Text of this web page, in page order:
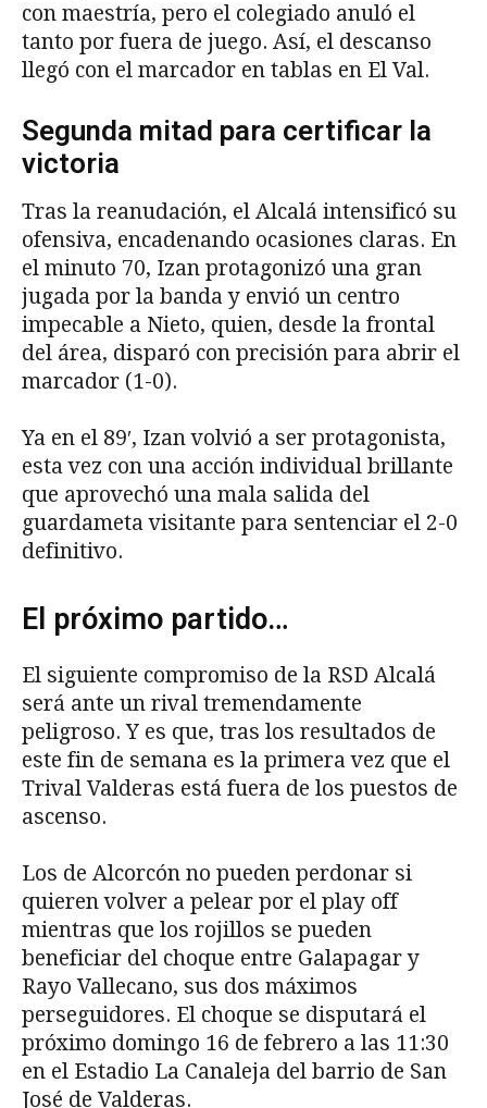
con maestría, pero el colegiado anuló el
tanto por fuera de juego. Así, el descanso
llegó con el marcador en tablas en El Val.
Segunda mitad para certificar la
victoria
Tras la reanudación, el Alcalá intensificó su
ofensiva, encadenando ocasiones claras. En
el minuto 70, Izan protagonizó una gran
jugada por la banda y envió un centro
impecable a Nieto, quien, desde la frontal
del área, disparó con precisión para abrir el
marcador (1-0).
Ya en el 89′, Izan volvió a ser protagonista,
esta vez con una acción individual brillante
que aprovechó una mala salida del
guardameta visitante para sentenciar el 2-0
definitivo.
El próximo partido…
El siguiente compromiso de la RSD Alcalá
será ante un rival tremendamente
peligroso. Y es que, tras los resultados de
este fin de semana es la primera vez que el
Trival Valderas está fuera de los puestos de
ascenso.
Los de Alcorcón no pueden perdonar si
quieren volver a pelear por el play off
mientras que los rojillos se pueden
beneficiar del choque entre Galapagar y
Rayo Vallecano, sus dos máximos
perseguidores. El choque se disputará el
próximo domingo 16 de febrero a las 11:30
en el Estadio La Canaleja del barrio de San
José de Valderas.